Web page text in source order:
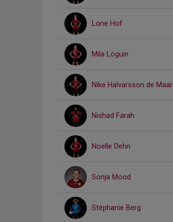
Lone Hof
Mila Loguin
Nike Halvarsson de Maar
Nishad Farah
Noelle Dehn
Sonja Mood
Stéphanie Berg